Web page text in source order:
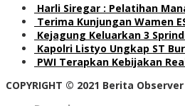
Harli Siregar : Pelatihan
Terima Kunjungan Wamen
Kejagung Keluarkan 3
Kapolri Listyo Ungkap ST
PWI Terapkan Kebijakan
COPYRIGHT © 2021 Berita